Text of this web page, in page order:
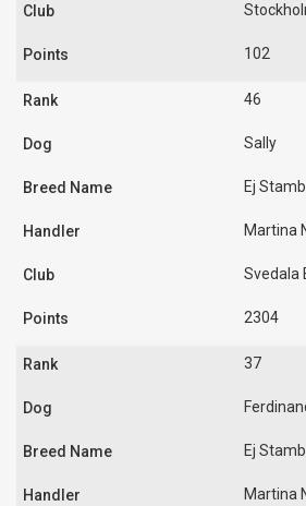
102
46
Sally
Ej
Martina
Svedala
2304
37
Ej
Martina